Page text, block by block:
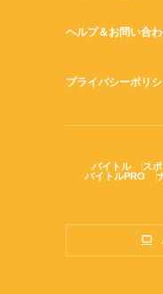
ヘルプ＆お問い合
プライバシーポリ
バイトル ス
バイトルPRO